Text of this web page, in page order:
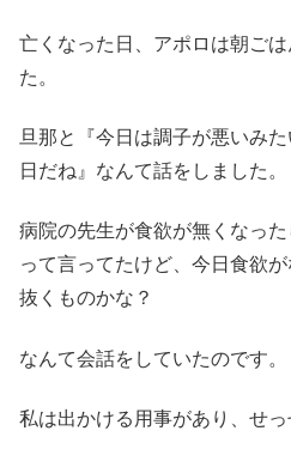
亡くなった日、アポロは朝ご
た。
旦那と『今日は調子が悪いみ
日だね』なんて話をしました。
病院の先生が食欲が無くなっ
って言ってたけど、今日食欲
抜くものかな？
なんて会話をしていたのです。
私は出かける用事があり、せっ